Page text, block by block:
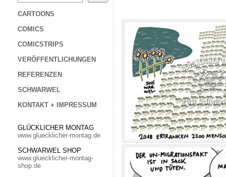
CARTOONS
COMICS
COMICSTRIPS
VERÖFFENTLICHUNGEN
REFERENZEN
SCHWARWEL
KONTAKT + IMPRESSUM
GLÜCKLICHER MONTAG
www.gluecklicher-montag.de
SCHWARWEL SHOP
www.gluecklicher-montag-
shop.de